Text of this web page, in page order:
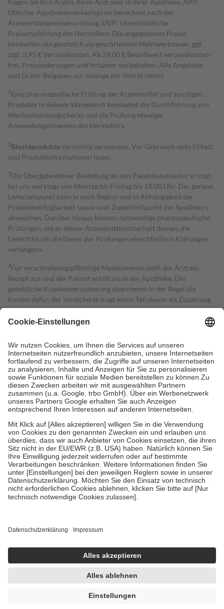
fragen Sie Ihre Ärztin, Ihren Arzt oder in Ihrer Apotheke. AVP:
Üblicher Apothekenverkaufspreis berechnet nach der
Arzneimittelpreisverordnung. UVP: Unverbindliche
Preisempfehlung des Herstellers. Die angegebenen Preise
beinhalten die gesetzlich vorgeschriebene Mehrwertsteuer, ggf.
zzgl. 3,95 € Versandkosten. Ab 29,00 € Bestell­wert versand­kosten­
frei. Preisänderungen und Irrtümer vorbehalten. Alle Angebote
und Gratis-Beigaben nur solange der Vorrat reicht.
1 Eine pharmazeutische Prüfung der Arzneimittel und sonstigen
Produkte in deinem Warenkorb beinhaltet die Durchführung von
Wechselwirkungschecks und die Prüfung etwaiger
Anwendungshinweise des Herstellers.
2Biozidproduktevorsichtig verwenden. Vor Gebrauch stets Etikett
und Produktinformationen lesen.
3Die Übergabe deiner Bestellung an den Paketdienstleister erfolgt
bei uns werktags von Montag bis Freitag bis 18:00 Uhr. Der genaue
Lieferzeitpunkt kann je nach Region und in Abhängigkeit der
Produktverfügbarkeit sowie vom Zustellzeitpunkt des Spediteurs
abweichen. Darüber hinaus können notwendige pharmazeutische
Prüfungen, die zu deiner Arzneimittelsicherheit dienen, die
Lieferfrist um die Dauer der Prüfungen einschließlich Klärungen
verlängern.
4Für verschreibungspflichtige Medikamente stellt der Arzt ein
Rezept aus und der Patient erhält sie in der Apotheke. Die
gesetzliche Krankenversicherung übernimmt in der Regel die
Kosten dafür, der Versicherte trägt einen Teil davon als Zuzahlung
mit.
Grundsätzlich leisten Mitglieder Zuzahlungen in Höhe von zehn
höchstens zehn Euro.
Es sind jedoch nie mehr als die tatsächlichen
Kosten der Leistung zu entrichten.
Diese Regeln gelten grundsätzlich auch für Online-Apotheken.
Bei Heilmitteln und häuslicher Krankenpflege beträgt die
Zuzahlung zehn Prozent der Kosten sowie zehn Euro je
Verordnung.
Um das Engagement der Versicherten für ihre eigene Gesundheit zu
stärken und die besondere Stellung der Familie zu unterstützen,
fallenkeine Zuzahlungenan bei:
• Kindern und Jugendlichen bis zum vollendeten 18. Lebensjahr
mit Ausnahme der Fahrkosten
• Untersuchungen zur Vorsorge und Früherkennung, die von der
GKV getragen werden
• empfohlenen Schutzimpfungen
• Harn- und Blutteststreifen
getroffen, um sicherzustellen, dass es sich um echte Bewertungen
https://help.etrusted.com/hc/de/articles/4419944605341
Einige Bilder und Inhalte wurden unter Zuhilfenahme künstlicher